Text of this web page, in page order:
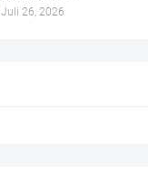
Juli 26, 2026